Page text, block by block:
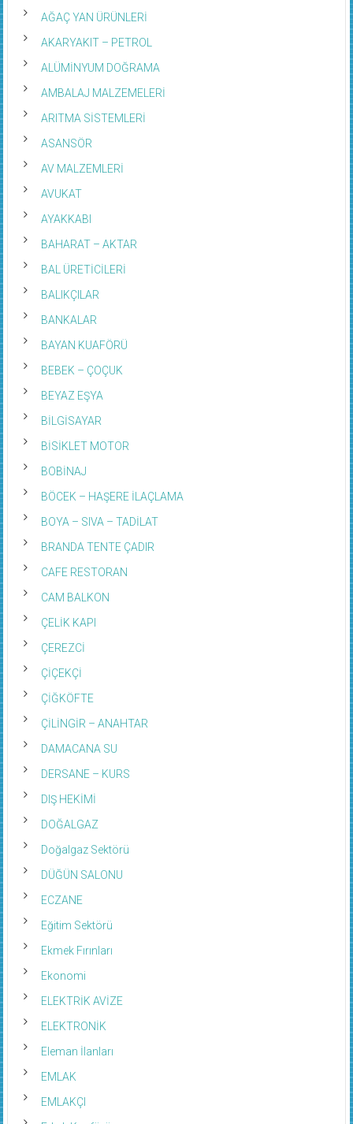
AĞAÇ YAN ÜRÜNLERİ
AKARYAKIT – PETROL
ALÜMİNYUM DOĞRAMA
AMBALAJ MALZEMELERİ
ARITMA SİSTEMLERİ
ASANSÖR
AV MALZEMLERİ
AVUKAT
AYAKKABI
BAHARAT – AKTAR
BAL ÜRETİCİLERİ
BALIKÇILAR
BANKALAR
BAYAN KUAFÖRÜ
BEBEK – ÇOÇUK
BEYAZ EŞYA
BİLGİSAYAR
BİSİKLET MOTOR
BOBİNAJ
BÖCEK – HAŞERE İLAÇLAMA
BOYA – SIVA – TADİLAT
BRANDA TENTE ÇADIR
CAFE RESTORAN
CAM BALKON
ÇELİK KAPI
ÇEREZCİ
ÇİÇEKÇİ
ÇİĞKÖFTE
ÇİLİNGİR – ANAHTAR
DAMACANA SU
DERSANE – KURS
DIŞ HEKİMİ
DOĞALGAZ
Doğalgaz Sektörü
DÜĞÜN SALONU
ECZANE
Eğitim Sektörü
Ekmek Fırınları
Ekonomi
ELEKTRİK AVİZE
ELEKTRONİK
Eleman İlanları
EMLAK
EMLAKÇI